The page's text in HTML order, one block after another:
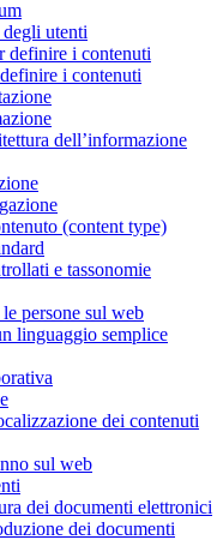
utenti
definire i contenuti
i contenuti
dell’informazione
(content type)
e tassonomie
persone sul web
linguaggio semplice
dei contenuti
sul web
dei documenti elettronici
dei documenti